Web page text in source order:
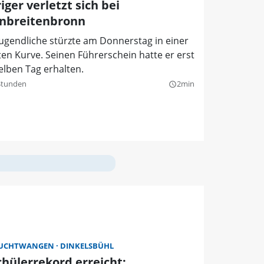
verletzt sich bei
stürzte am Donnerstag in einer
Kurve. Seinen Führerschein hatte er erst
Tag erhalten.
query_builder2min
DINKELSBÜHL